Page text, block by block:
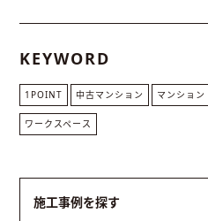
KEYWORD
1POINT 中古マンション マンション
ワークスペース
施工事例を探す